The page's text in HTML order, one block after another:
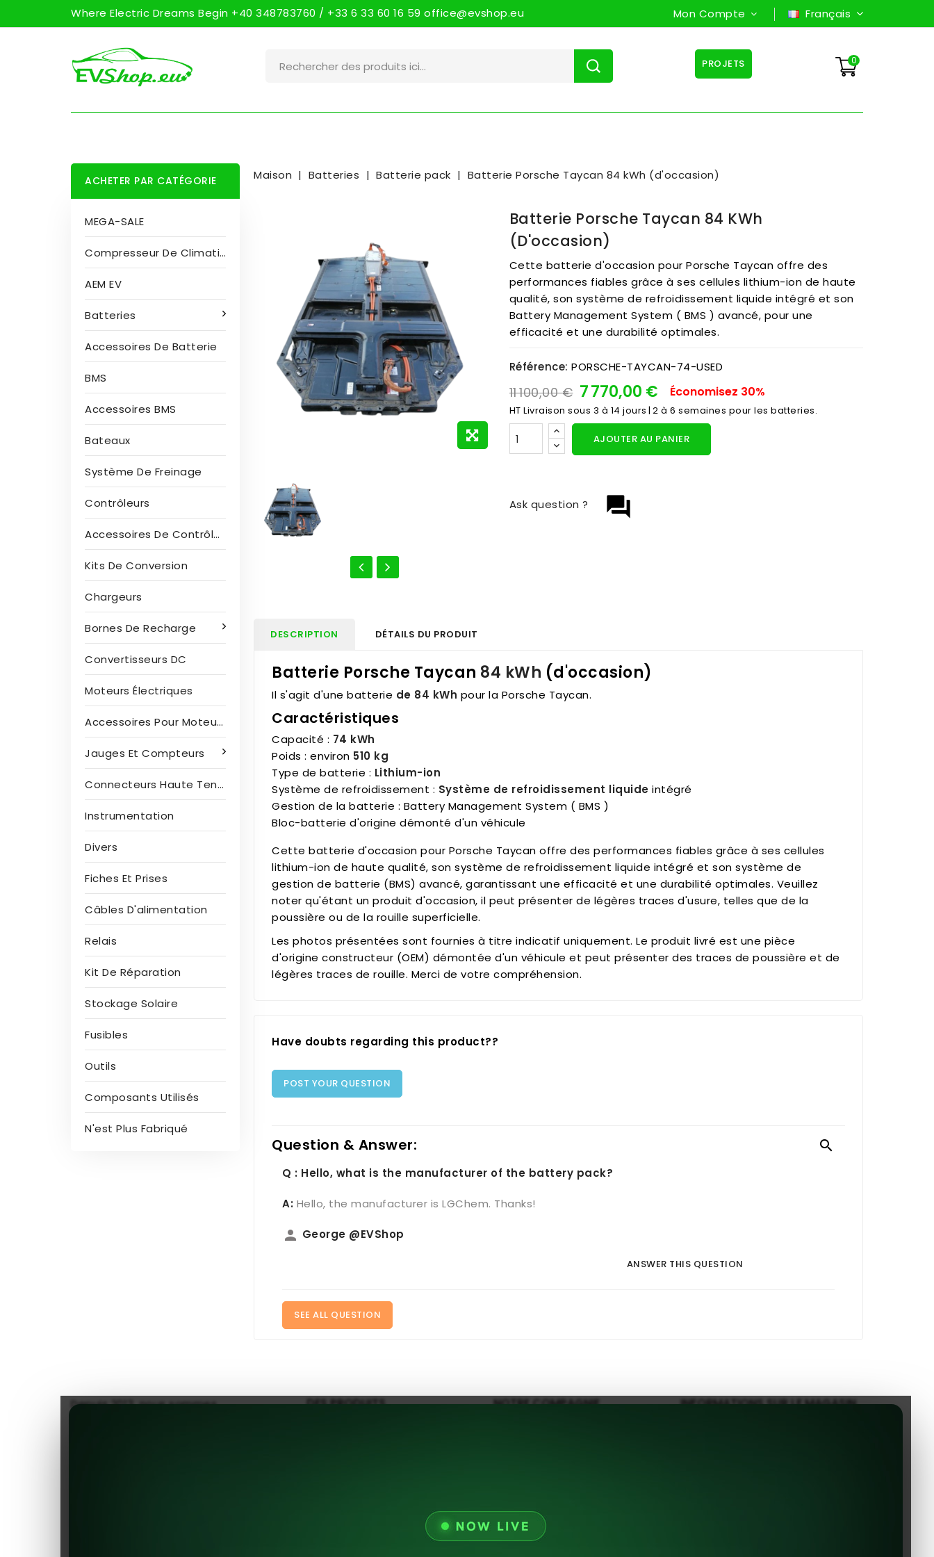
Where Electric Dreams Begin +40 348783760 / +33 6 33 60 16 59 office@evshop.eu Mon Compte Français
0
PROJETS
ACHETER PAR CATÉGORIE
MEGA-SALE
Compresseur De Climatisation
AEM EV
Batteries
Accessoires De Batterie
BMS
Accessoires BMS
Bateaux
Système De Freinage
Contrôleurs
Accessoires De Contrôleur
Kits De Conversion
Chargeurs
Bornes De Recharge
Convertisseurs DC
Moteurs Électriques
Accessoires Pour Moteurs Électriques
Jauges Et Compteurs
Connecteurs Haute Tension
Instrumentation
Divers
Fiches Et Prises
Câbles D'alimentation
Relais
Kit De Réparation
Stockage Solaire
Fusibles
Outils
Composants Utilisés
N'est Plus Fabriqué
Maison Batteries Batterie pack Batterie Porsche Taycan 84 kWh (d'occasion)
Batterie Porsche Taycan 84 KWh
(d'occasion)
Cette batterie d'occasion pour Porsche Taycan offre des
performances fiables grâce à ses cellules lithium-ion de haute
qualité, son système de refroidissement liquide intégré et son
Battery Management System ( BMS ) avancé, pour une
efficacité et une durabilité optimales.
Référence: PORSCHE-TAYCAN-74-USED
11 100,00 € 7 770,00 € Économisez 30%
HTLivraison sous 3 à 14 jours | 2 à 6 semaines pour les batteries.
AJOUTER AU PANIER
question_answer
Ask question ?
DESCRIPTION DÉTAILS DU PRODUIT
Batterie Porsche Taycan 84 kWh (d'occasion)
Il s'agit d'une batterie de 84 kWh pour la Porsche Taycan.
Caractéristiques
Capacité : 74 kWh
Poids : environ 510 kg
Type de batterie : Lithium-ion
Système de refroidissement : Système de refroidissement liquide intégré
Gestion de la batterie : Battery Management System ( BMS )
Bloc-batterie d'origine démonté d'un véhicule
Cette batterie d'occasion pour Porsche Taycan offre des performances fiables grâce à ses cellules
lithium-ion de haute qualité, son système de refroidissement liquide intégré et son système de
gestion de batterie (BMS) avancé, garantissant une efficacité et une durabilité optimales. Veuillez
noter qu'étant un produit d'occasion, il peut présenter de légères traces d'usure, telles que de la
poussière ou de la rouille superficielle.
Les photos présentées sont fournies à titre indicatif uniquement. Le produit livré est une pièce
d'origine constructeur (OEM) démontée d'un véhicule et peut présenter des traces de poussière et de
légères traces de rouille. Merci de votre compréhension.
Have doubts regarding this product??
POST YOUR QUESTION
Question & Answer: 
Q : Hello, what is the manufacturer of the battery pack?
A: Hello, the manufacturer is LGChem. Thanks!
person George @EVShop
ANSWER THIS QUESTION
SEE ALL QUESTION
Depuis 2013, nous sommes
DES PRODUITS NOTRE COMPAGNIE
D'utilisation
À Propos De Nous
INFORMATIONS SUR LE MAGASIN